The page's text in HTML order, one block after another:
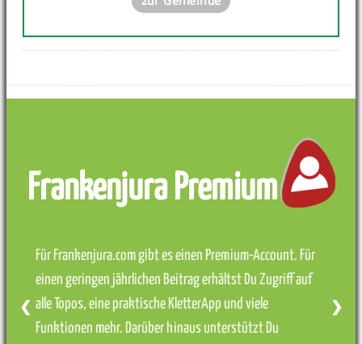
Frankenjura Premium
Für Frankenjura.com gibt es einen Premium-Account. Für
einen geringen jährlichen Beitrag erhältst Du Zugriff auf
alle Topos, eine praktische KletterApp und viele
Funktionen mehr. Darüber hinaus unterstützt Du
❮ ❯